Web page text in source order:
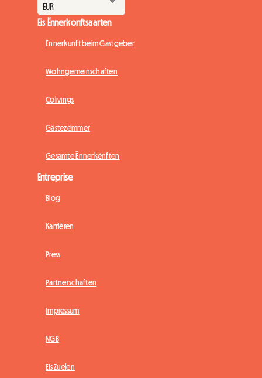
Eis Ënnerkonftsaarten
Ënnerkunft beim Gastgeber
Wohngemeinschaften
Colivings
Gästezëmmer
Gesamte Ënnerkënften
Entreprise
Blog
Karrièren
Press
Partnerschaften
Impressum
NGB
Eis Zuelen